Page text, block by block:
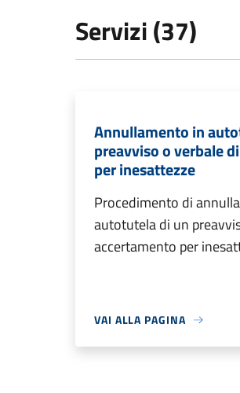
Servizi (37)
Annullamento in
preavviso o verbale
per inesattezze
Procedimento di
autotutela di un
accertamento per
VAI ALLA PAGINA